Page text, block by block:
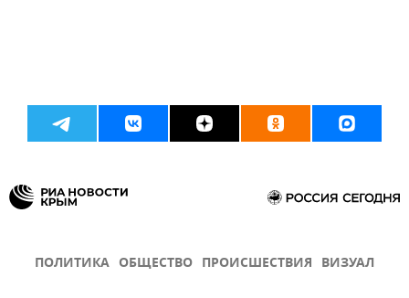
ПОЛИТИКА ОБЩЕСТВО ПРОИСШЕСТВИЯ ВИЗУАЛ